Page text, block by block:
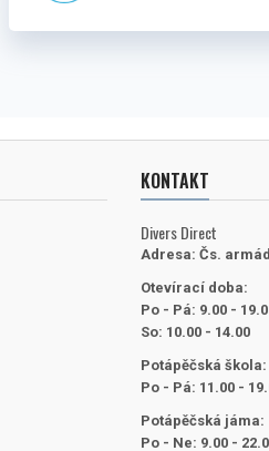
KONTAKT
Divers Direct
Adresa: Čs.
Otevírací doba:
Po - Pá: 9.00 -
So: 10.00 - 14.00
Potápěčská škola:
Po - Pá: 11.00 -
Potápěčská jáma:
Po - Ne: 9.00 -